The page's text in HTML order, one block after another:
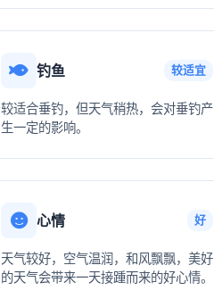
钓鱼 较适宜
较适合垂钓，但天气稍热，会对垂钓产
生一定的影响。
心情 好
天气较好，空气温润，和风飘飘，美好
的天气会带来一天接踵而来的好心情。